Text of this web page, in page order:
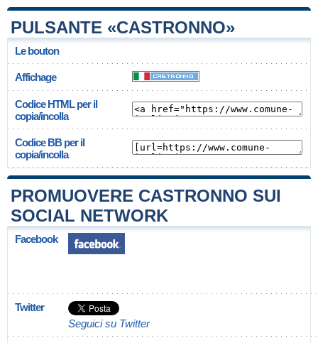
PULSANTE «CASTRONNO»
Le bouton
Affichage
Codice HTML per il
copia/incolla
Codice BB per il
copia/incolla
PROMUOVERE CASTRONNO SUI
SOCIAL NETWORK
Facebook
Twitter
Seguici su Twitter